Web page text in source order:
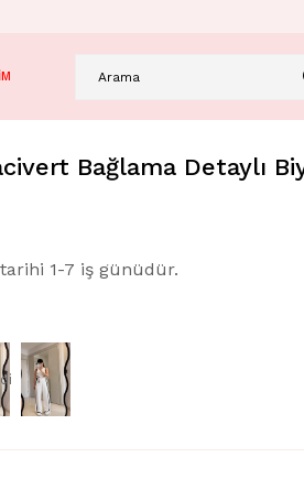
Bağlama Detaylı
tarihi 1-7 iş günüdür.